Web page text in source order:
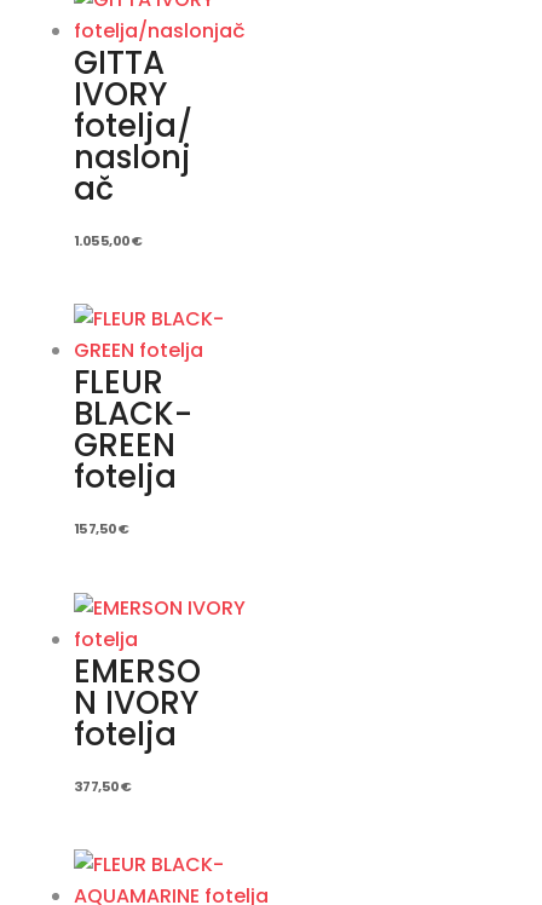
GITTA
IVORY
fotelja/
naslonj
ač
1.055,00€
FLEUR
BLACK-
GREEN
fotelja
157,50€
EMERSO
N IVORY
fotelja
377,50€